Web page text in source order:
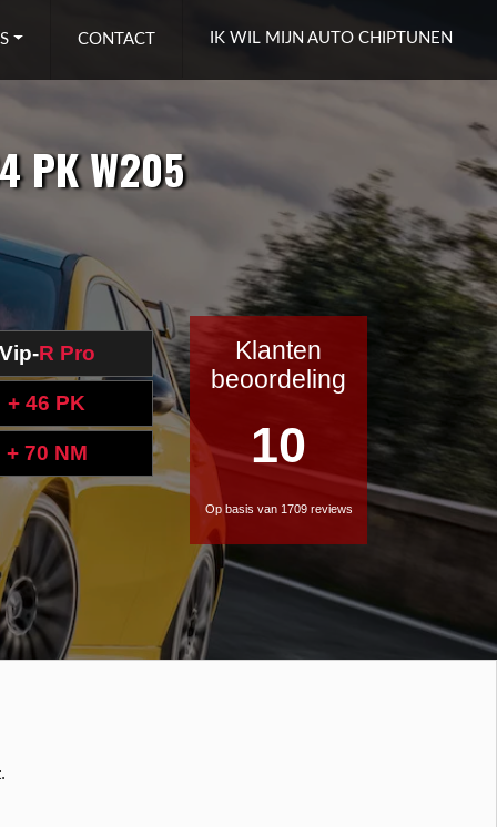
CONTACT IK WIL MIJN AUTO CHIPTUNEN
PK W205
R Pro
+ 46 PK
+ 70 NM
Klanten
beoordeling
10
Op basis van 1709 reviews